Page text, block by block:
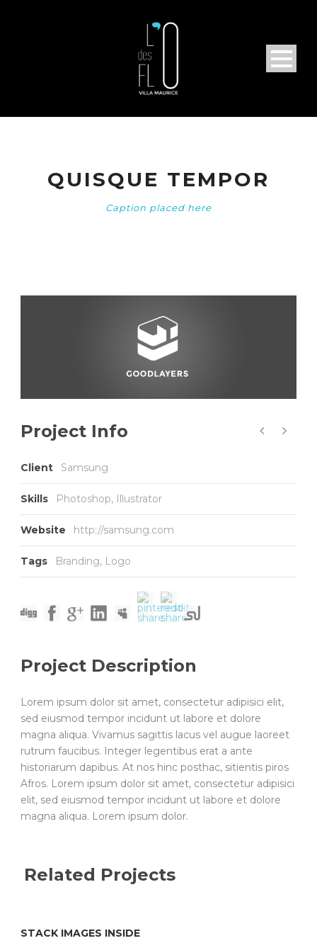
QUISQUE TEMPOR
Caption placed here
Project Info
Client Samsung
Skills Photoshop, Illustrator
Website http://samsung.com
Tags Branding, Logo
Project Description
Lorem ipsum dolor sit amet, consectetur adipisici elit,
sed eiusmod tempor incidunt ut labore et dolore
magna aliqua. Vivamus sagittis lacus vel augue laoreet
rutrum faucibus. Integer legentibus erat a ante
historiarum dapibus. At nos hinc posthac, sitientis piros
Afros. Lorem ipsum dolor sit amet, consectetur adipisici
elit, sed eiusmod tempor incidunt ut labore et dolore
magna aliqua. Lorem ipsum dolor.
Related Projects
STACK IMAGES INSIDE